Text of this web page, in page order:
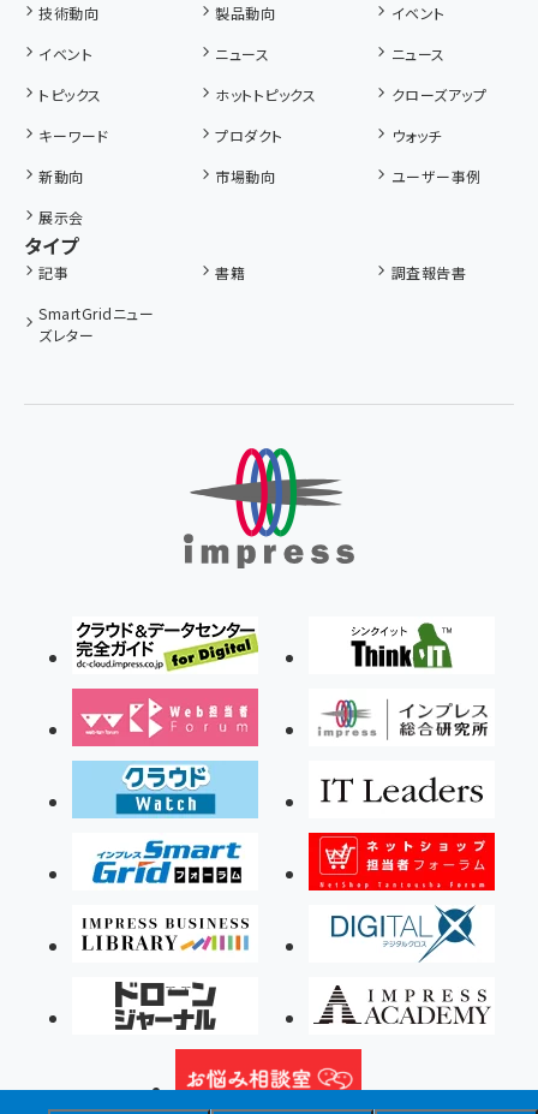
技術動向 製品動向
イベント
イベント
ニュース
ニュース
トピックス
ホットトピックス
クローズアップ
キーワード
プロダクト
ウォッチ
新動向
市場動向
ユーザー事例
展示会
タイプ
記事 書籍
調査報告書
SmartGridニュー
ズレター